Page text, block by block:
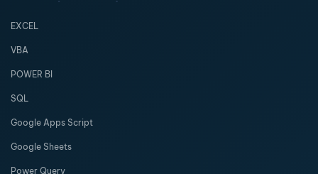
EXCEL
VBA
POWER BI
SQL
Google Apps Script
Google Sheets
Power Query